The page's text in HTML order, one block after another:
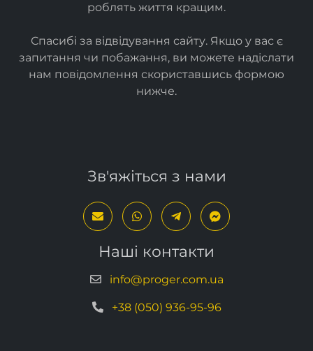
роблять життя кращим.
Спасибі за відвідування сайту. Якщо у вас є
запитання чи побажання, ви можете надіслати
нам повідомлення скориставшись формою
нижче.
Зв'яжіться з нами
Наші контакти
info@proger.com.ua
+38 (050) 936-95-96